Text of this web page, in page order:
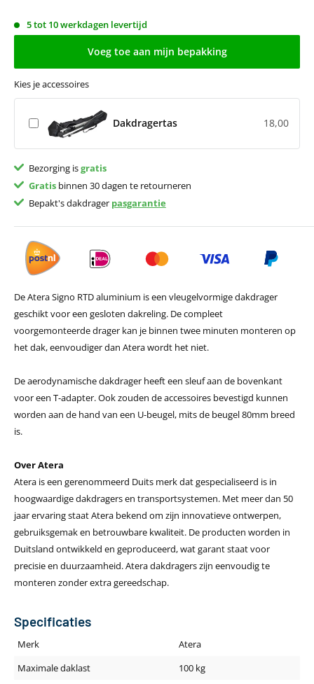
5 tot 10 werkdagen levertijd
Voeg toe aan mijn bepakking
Kies je accessoires
Dakdragertas 18,00
Bezorging isgratis
Gratisbinnen 30 dagen te retourneren
Bepakt's dakdrager pasgarantie
De Atera Signo RTD aluminium is een vleugelvormige dakdrager
geschikt voor een gesloten dakreling. De compleet
voorgemonteerde drager kan je binnen twee minuten monteren op
het dak, eenvoudiger dan Atera wordt het niet.
De aerodynamische dakdrager heeft een sleuf aan de bovenkant
voor een T-adapter. Ook zouden de accessoires bevestigd kunnen
worden aan de hand van een U-beugel, mits de beugel 80mm breed
is.
Over Atera
Atera is een gerenommeerd Duits merk dat gespecialiseerd is in
hoogwaardige dakdragers en transportsystemen. Met meer dan 50
jaar ervaring staat Atera bekend om zijn innovatieve ontwerpen,
gebruiksgemak en betrouwbare kwaliteit. De producten worden in
Duitsland ontwikkeld en geproduceerd, wat garant staat voor
precisie en duurzaamheid. Atera dakdragers zijn eenvoudig te
monteren zonder extra gereedschap.
Specificaties
Merk
Atera
Maximale daklast
100 kg